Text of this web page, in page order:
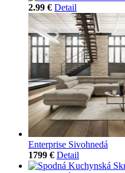
2.99 € Detail
Enterprise Sivohnedá
1799 € Detail